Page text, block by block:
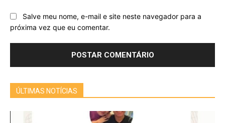
Salve meu nome, e-mail e site neste navegador para a
próxima vez que eu comentar.
ÚLTIMAS NOTÍCIAS